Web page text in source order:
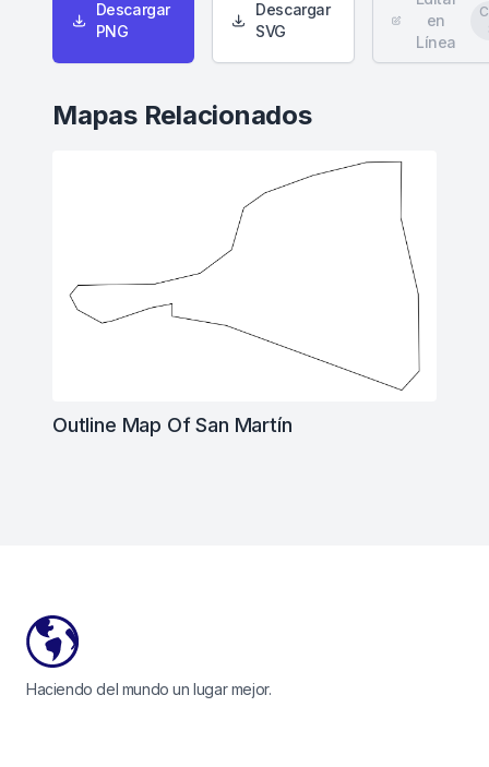
Descargar
PNG
Descargar
SVG
en
Línea
Mapas Relacionados
Outline Map Of San Martín
Haciendo del mundo un lugar mejor.